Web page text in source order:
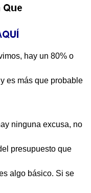
hay un 80% o
es más que probable
ninguna excusa, no
presupuesto que
algo básico. Si se